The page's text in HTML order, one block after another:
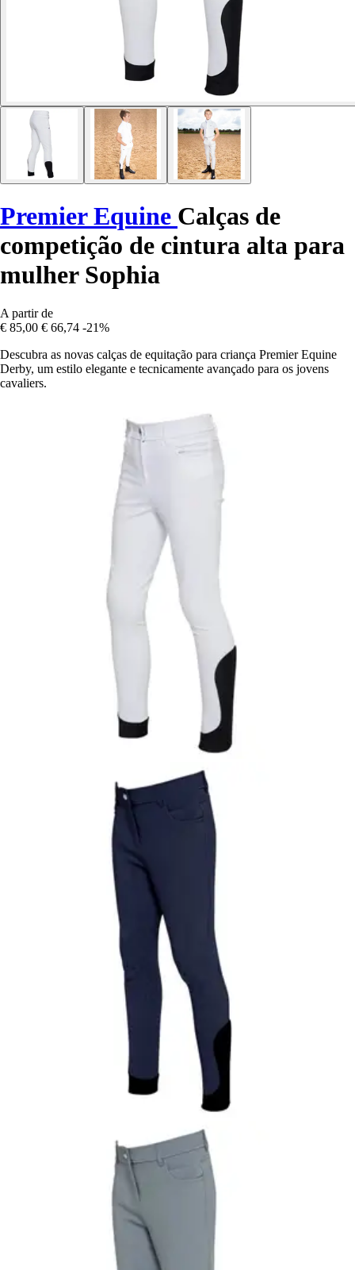
Premier Equine Calças de
competição de cintura alta para
mulher Sophia
A partir de
€ 85,00 € 66,74 -21%
Descubra as novas calças de equitação para criança Premier Equine
Derby, um estilo elegante e tecnicamente avançado para os jovens
cavaliers.